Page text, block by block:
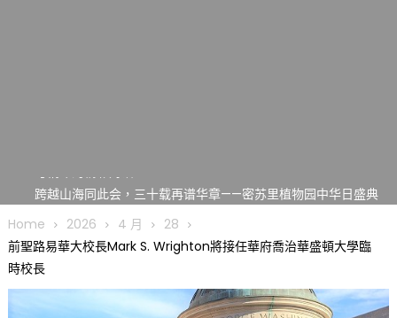
跨越山海同此会，三十载再谱华章——密苏里植物园中华日盛典
圣路易龙舟俱乐部5月16日龙舟体验日 邀请各界亲身体验划行乐
趣 + 水上竞速魅力
三十二载跨越时空的相逢
执掌密苏里植物园近四十年 致力推动全球植物多样性研究与中美
Home 2026 4 月
28
前聖路易華大校長Mark S. Wrighton將接任華府喬治華盛頓大學臨
時校長